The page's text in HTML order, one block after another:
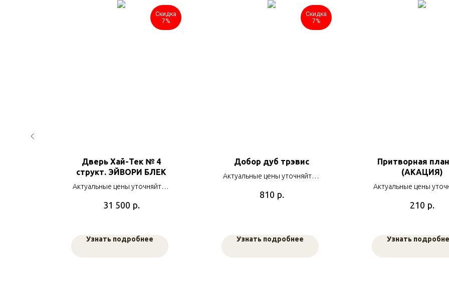
Скидка
7%
Дверь Хай-Тек № 4
структ. ЭЙВОРИ БЛЕК
Актуальные цены уточняйте у
31 500 р.
Узнать подробнее
Скидка
7%
Добор дуб трэвис
Актуальные цены уточняйте у
810 р.
Узнать подробнее
Притворная
(АКАЦИЯ)
Актуальные цены
210 р.
Узнать